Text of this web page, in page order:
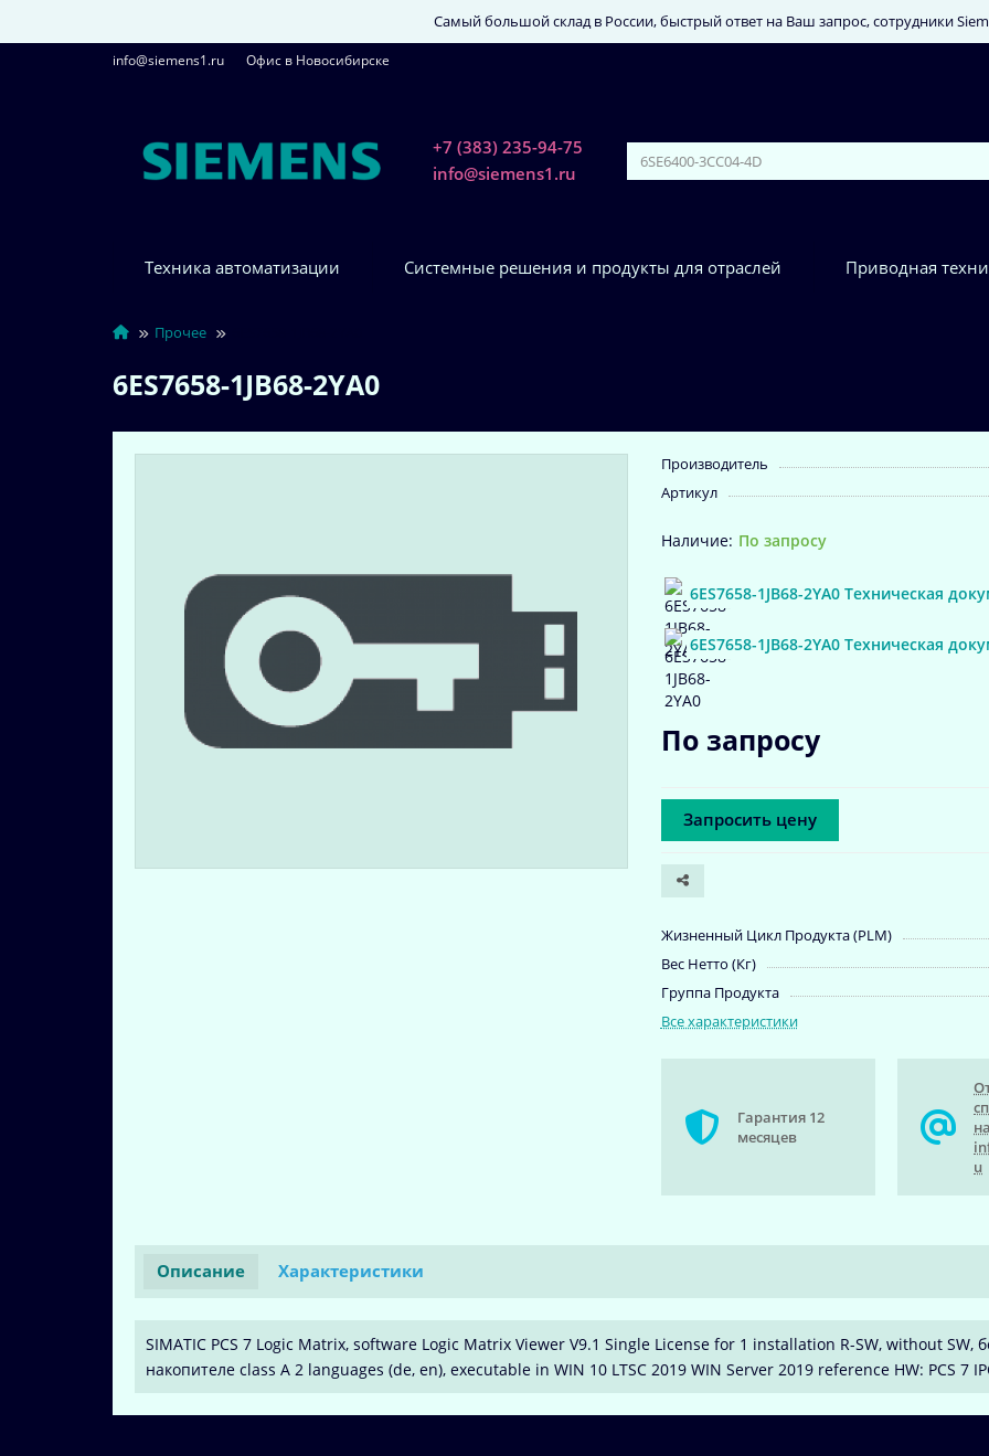
Самый большой склад в России, быстрый ответ на Ваш запрос, сотрудники
info@siemens1.ru Офис в Новосибирске
+7 (383) 235-94-75
info@siemens1.ru
Техника автоматизации Системные решения и продукты для отраслей Приводная
Прочее
6ES7658-1JB68-2YA0
Производитель
Артикул
По запросу
6ES7658-1JB68-2YA0 Техническая
6ES7658-1JB68-2YA0 Техническая
По запросу
Запросить цену
Жизненный Цикл Продукта (PLM)
Вес Нетто (Кг)
Группа Продукта
Все характеристики
Гарантия 12
месяцев
u
Описание Характеристики
SIMATIC PCS 7 Logic Matrix, software Logic Matrix Viewer V9.1 Single License for 1 installation R-SW, without SW,
накопителе class A 2 languages (de, en), executable in WIN 10 LTSC 2019 WIN Server 2019 reference HW: PCS 7